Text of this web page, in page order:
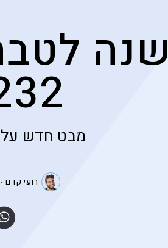
שנה
232 הוא
מבט חדש על נסיעה
רועי קדם